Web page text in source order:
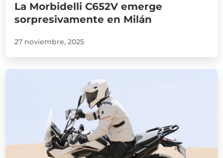
La Morbidelli C652V emerge
sorpresivamente en Milán
27 noviembre, 2025